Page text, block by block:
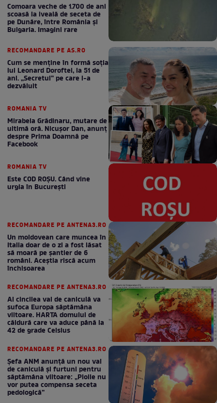
Comoara veche de 1.700 de ani
scoasă la iveală de seceta de
pe Dunăre, între România şi
Bulgaria. Imagini rare
RECOMANDARE PE AS.RO
Cum se menţine în formă soţia
lui Leonard Doroftei, la 51 de
ani. „Secretul” pe care l-a
dezvăluit
ROMANIA TV
Mirabela Grădinaru, mutare de
ultimă oră. Nicuşor Dan, anunţ
despre Prima Doamnă pe
Facebook
ROMANIA TV
Este COD ROŞU. Când vine
urgia în Bucureşti
RECOMANDARE PE ANTENA3.RO
Un moldovean care muncea în
Italia doar de o zi a fost lăsat
să moară pe şantier de 6
români. Aceștia riscă acum
închisoarea
RECOMANDARE PE ANTENA3.RO
Al cincilea val de caniculă va
sufoca Europa săptămâna
viitoare. HARTA domului de
căldură care va aduce până la
42 de grade Celsius
RECOMANDARE PE ANTENA3.RO
Șefa ANM anunță un nou val
de caniculă și furtuni pentru
săptămâna viitoare: „Ploile nu
vor putea compensa seceta
pedologică”